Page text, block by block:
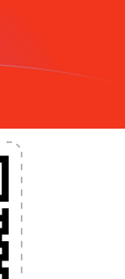
internationaux
des devises,
Téléchargez